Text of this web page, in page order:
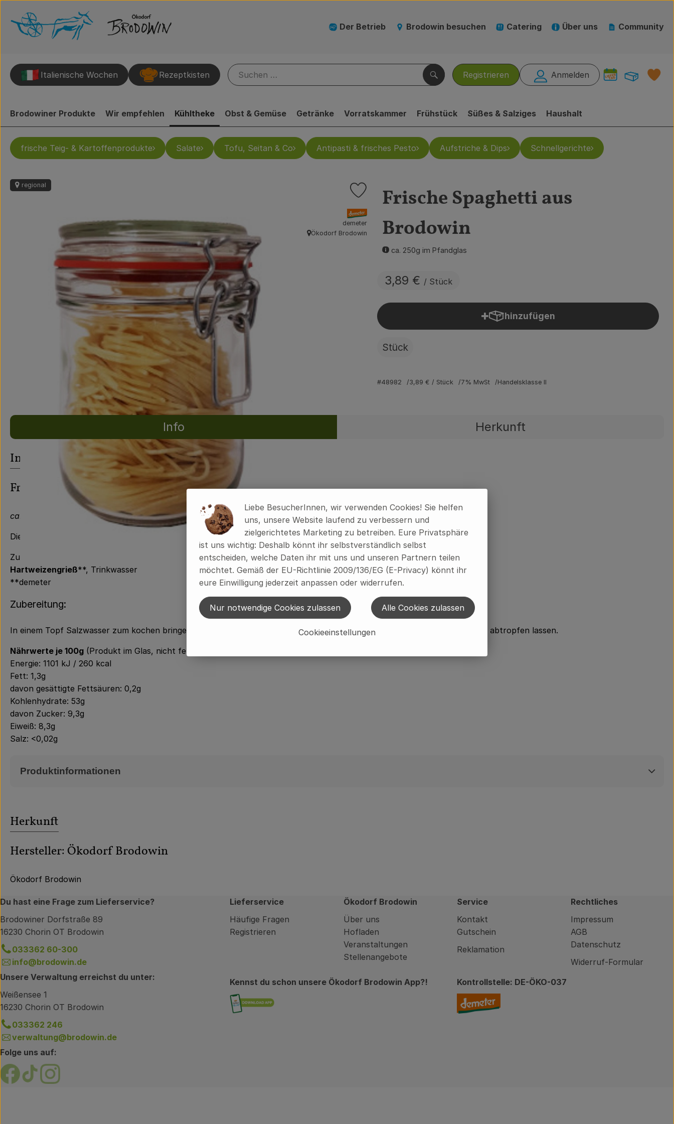
Der Betrieb Brodowin besuchen Catering Über uns Community
Registrieren Anmelden
Suchen
Italienische Wochen Rezeptkisten
Brodowiner Produkte Wir empfehlen Kühltheke Obst & Gemüse Getränke Vorratskammer Frühstück Süßes & Salziges Haushalt
frische Teig- & Kartoffenprodukte Salate Tofu, Seitan & Co Antipasti & frisches Pesto Aufstriche & Dips Schnellgerichte
Frische Spaghetti aus
Brodowin
ca. 250g im Pfandglas
3,89 € / Stück
regional
Produkt zu Favouriten hinzufügen
, Verband:
demeter
, Herkunft:
Ökodorf Brodowin
hinzufügen
Produkt zum Warenkorb hinzufügen
Stück
#48982 3,89 € / Stück 7% MwSt Handelsklasse II
Rezepte
Info Herkunft
Entdecke passende RezepteEs wurden keine passenden Rezepte gefunden.
Info
Frische Spaghetti
ca. 250g im Pfandglas, Demeter
Die Nudeln sind kühlpflichtig, MHD ist nach dem Erhalt 6 Tage. Bitte nach dem öffnem innerhalb von 2 Tagen verbrauchen.
Zutaten:
Hartweizengrieß**, Trinkwasser
**demeter
Zubereitung:
In einem Topf Salzwasser zum kochen bringen. Die Nudeln darin zwischen 2 und 3 Minuten kochen und dann abgießen und abtropfen lassen.
Nährwerte je 100g (Produkt im Glas, nicht fertig gegart)
Energie: 1101 kJ / 260 kcal
Fett: 1,3g
davon gesättigte Fettsäuren: 0,2g
Kohlenhydrate: 53g
davon Zucker: 9,3g
Eiweiß: 8,3g
Salz: <0,02g
Produktinformationen
Herkunft
Hersteller: Ökodorf Brodowin
Ökodorf Brodowin
Du hast eine Frage zum Lieferservice?
Brodowiner Dorfstraße 89
16230 Chorin OT Brodowin
033362 60-300
info@brodowin.de
Unsere Verwaltung erreichst du unter:
Weißensee 1
16230 Chorin OT Brodowin
033362 246
verwaltung@brodowin.de
Folge uns auf:
Externer Link zu https://www.facebook.com/brodowin
Externer Link zu https://www.tiktok.com/@oekodorfbrodowin
Externer Link zu https://www.instagram.com/oekodorfbrodowin/?hl=de
Lieferservice
Häufige Fragen
Registrieren
Ökodorf Brodowin
Über uns
Hofladen
Veranstaltungen
Stellenangebote
Service
Kontakt
Gutschein
Reklamation
Rechtliches
Impressum
AGB
Datenschutz
Widerruf-Formular
Kennst du schon unsere Ökodorf Brodowin App?!
Externer Link zu https://brodowin.de/community/brodowin-app.html
Kontrollstelle: DE-ÖKO-037
Liebe BesucherInnen, wir verwenden Cookies! Sie helfen
uns, unsere Website laufend zu verbessern und
zielgerichtetes Marketing zu betreiben. Eure Privatsphäre
ist uns wichtig: Deshalb könnt ihr selbstverständlich selbst
entscheiden, welche Daten ihr mit uns und unseren Partnern teilen
möchtet. Gemäß der EU-Richtlinie 2009/136/EG (E-Privacy) könnt ihr
eure Einwilligung jederzeit anpassen oder widerrufen.
Cookieeinstellungen
Nur notwendige Cookies zulassen Alle Cookies zulassen